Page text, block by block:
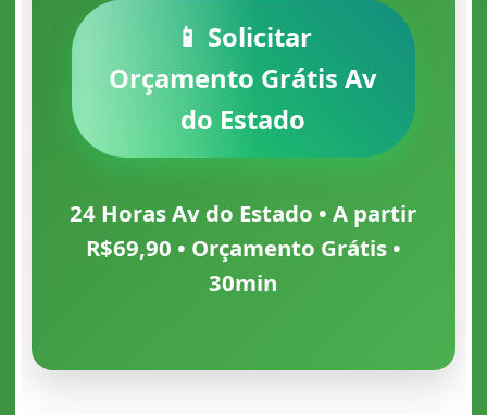
📱 Solicitar
Orçamento Grátis Av
do Estado
24 Horas Av do Estado • A partir
R$69,90 • Orçamento Grátis •
30min